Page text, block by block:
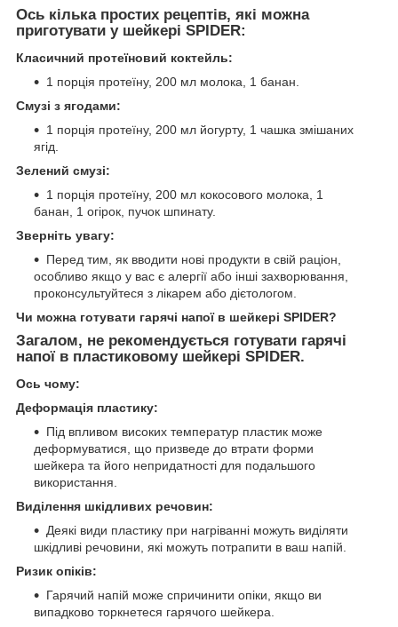
Ось кілька простих рецептів, які можна
приготувати у шейкері SPIDER:
Класичний протеїновий коктейль:
1 порція протеїну, 200 мл молока, 1 банан.
Смузі з ягодами:
1 порція протеїну, 200 мл йогурту, 1 чашка змішаних
ягід.
Зелений смузі:
1 порція протеїну, 200 мл кокосового молока, 1
банан, 1 огірок, пучок шпинату.
Зверніть увагу:
Перед тим, як вводити нові продукти в свій раціон,
особливо якщо у вас є алергії або інші захворювання,
проконсультуйтеся з лікарем або дієтологом.
Чи можна готувати гарячі напої в шейкері SPIDER?
Загалом, не рекомендується готувати гарячі
напої в пластиковому шейкері SPIDER.
Ось чому:
Деформація пластику:
Під впливом високих температур пластик може
деформуватися, що призведе до втрати форми
шейкера та його непридатності для подальшого
використання.
Виділення шкідливих речовин:
Деякі види пластику при нагріванні можуть виділяти
шкідливі речовини, які можуть потрапити в ваш напій.
Ризик опіків:
Гарячий напій може спричинити опіки, якщо ви
випадково торкнетеся гарячого шейкера.